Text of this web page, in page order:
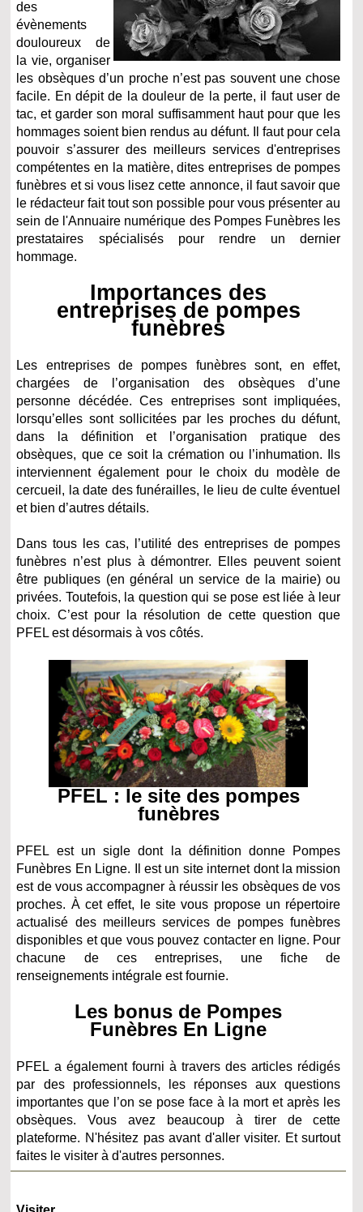
des
évènements
douloureux de
la vie, organiser
les obsèques d’un proche n’est pas souvent une chose
facile. En dépit de la douleur de la perte, il faut user de
tac, et garder son moral suffisamment haut pour que les
hommages soient bien rendus au défunt. Il faut pour cela
pouvoir s’assurer des meilleurs services d'entreprises
compétentes en la matière, dites entreprises de pompes
funèbres et si vous lisez cette annonce, il faut savoir que
le rédacteur fait tout son possible pour vous présenter au
sein de l'Annuaire numérique des Pompes Funèbres les
prestataires spécialisés pour rendre un dernier
hommage.
Importances des
entreprises de pompes
funèbres
Les entreprises de pompes funèbres sont, en effet,
chargées de l’organisation des obsèques d’une
personne décédée. Ces entreprises sont impliquées,
lorsqu’elles sont sollicitées par les proches du défunt,
dans la définition et l’organisation pratique des
obsèques, que ce soit la crémation ou l’inhumation. Ils
interviennent également pour le choix du modèle de
cercueil, la date des funérailles, le lieu de culte éventuel
et bien d’autres détails.
Dans tous les cas, l’utilité des entreprises de pompes
funèbres n’est plus à démontrer. Elles peuvent soient
être publiques (en général un service de la mairie) ou
privées. Toutefois, la question qui se pose est liée à leur
choix. C’est pour la résolution de cette question que
PFEL est désormais à vos côtés.
PFEL : le site des pompes
funèbres
PFEL est un sigle dont la définition donne Pompes
Funèbres En Ligne. Il est un site internet dont la mission
est de vous accompagner à réussir les obsèques de vos
proches. À cet effet, le site vous propose un répertoire
actualisé des meilleurs services de pompes funèbres
disponibles et que vous pouvez contacter en ligne. Pour
chacune de ces entreprises, une fiche de
renseignements intégrale est fournie.
Les bonus de Pompes
Funèbres En Ligne
PFEL a également fourni à travers des articles rédigés
par des professionnels, les réponses aux questions
importantes que l’on se pose face à la mort et après les
obsèques. Vous avez beaucoup à tirer de cette
plateforme. N'hésitez pas avant d'aller visiter. Et surtout
faites le visiter à d'autres personnes.